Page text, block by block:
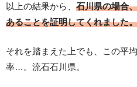
以上の結果から、 石川県の場合
あることを証明してくれました。
それを踏まえた上でも、この平
率…。流石石川県。